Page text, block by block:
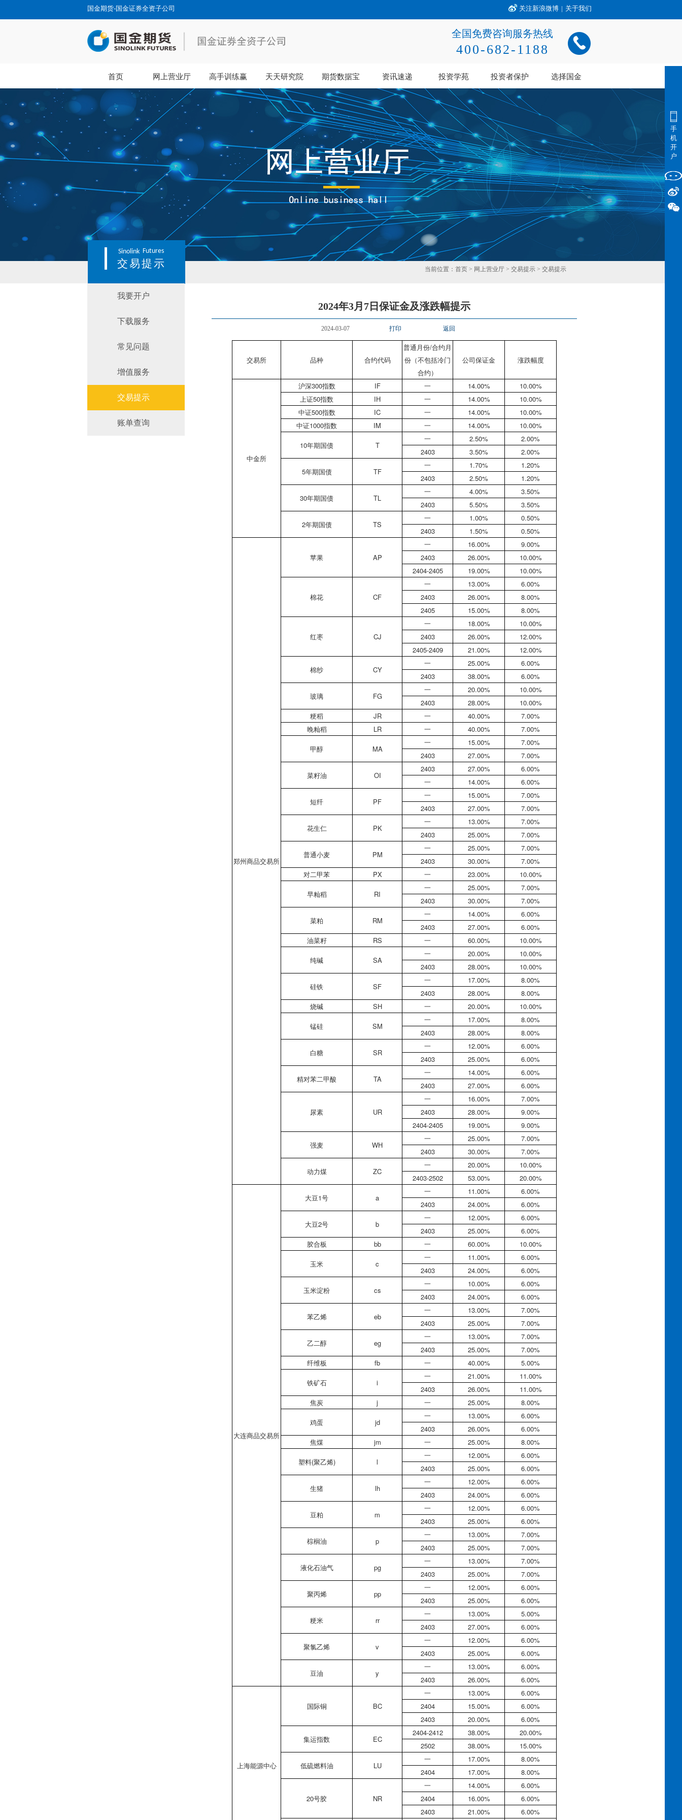
国金期货-国金证券全资子公司 关注新浪微博 | 关于我们
全国免费咨询服务热线
400-682-1188
首页 网上营业厅 高手训练赢 天天研究院 期货数据宝 资讯速递 投资学苑 投资者保护 选择国金
Sinolink Futures
交易提示 当前位置： 首页 > 网上营业厅 > 交易提示 > 交易提示
我要开户
下载服务
常见问题
增值服务
交易提示
账单查询
2024年3月7日保证金及涨跌幅提示
2024-03-07 打印 返回
交易所 品种 合约代码
普通月份/合约月
份（不包括冷门
合约）
公司保证金 涨跌幅度
中金所
沪深300指数 IF 一 14.00%
10.00%
上证50指数 IH 一 14.00%
10.00%
中证500指数 IC 一 14.00%
10.00%
中证1000指数 IM 一 14.00% 10.00%
10年期国债 T
一 2.50%
2.00%
2403
3.50% 2.00%
5年期国债 TF
一 1.70%
1.20%
2403
2.50% 1.20%
30年期国债 TL
一 4.00%
3.50%
2403
5.50% 3.50%
2年期国债 TS
一 1.00%
0.50%
2403
1.50% 0.50%
郑州商品交易所
苹果 AP
一 16.00%
9.00%
2403
26.00%
10.00%
2404-2405
19.00% 10.00%
棉花 CF
一 13.00%
6.00%
2403
26.00%
8.00%
2405
15.00% 8.00%
红枣 CJ
一 18.00%
10.00%
2403
26.00%
12.00%
2405-2409
21.00% 12.00%
棉纱 CY
一 25.00%
6.00%
2403
38.00% 6.00%
玻璃 FG
一 20.00%
10.00%
2403
28.00%
10.00%
粳稻
JR 一 40.00%
7.00%
晚籼稻
LR 一 40.00% 7.00%
甲醇 MA
一 15.00%
7.00%
2403
27.00% 7.00%
菜籽油 OI
2403 27.00%
6.00%
一
14.00% 6.00%
短纤 PF
一 15.00%
7.00%
2403
27.00% 7.00%
花生仁 PK
一 13.00%
7.00%
2403
25.00% 7.00%
普通小麦 PM
一 25.00%
7.00%
2403
30.00%
7.00%
对二甲苯
PX 一 23.00% 10.00%
早籼稻 RI
一 25.00%
7.00%
2403
30.00% 7.00%
菜粕 RM
一 14.00%
6.00%
2403
27.00%
6.00%
油菜籽
RS 一 60.00% 10.00%
纯碱 SA
一 20.00%
10.00%
2403
28.00% 10.00%
硅铁 SF
一 17.00%
8.00%
2403
28.00%
8.00%
烧碱
SH 一 20.00% 10.00%
锰硅 SM
一 17.00%
8.00%
2403
28.00% 8.00%
白糖 SR
一 12.00%
6.00%
2403
25.00% 6.00%
精对苯二甲酸 TA
一 14.00%
6.00%
2403
27.00% 6.00%
尿素 UR
一 16.00%
7.00%
2403
28.00%
9.00%
2404-2405
19.00% 9.00%
强麦 WH
一 25.00%
7.00%
2403
30.00% 7.00%
动力煤 ZC
一 20.00%
10.00%
2403-2502
53.00% 20.00%
大连商品交易所
大豆1号 a
一 11.00%
6.00%
2403
24.00% 6.00%
大豆2号 b
一 12.00%
6.00%
2403
25.00%
6.00%
胶合板
bb 一 60.00% 10.00%
玉米 c
一 11.00%
6.00%
2403
24.00% 6.00%
玉米淀粉 cs
一 10.00%
6.00%
2403
24.00% 6.00%
苯乙烯 eb
一 13.00%
7.00%
2403
25.00% 7.00%
乙二醇 eg
一 13.00%
7.00%
2403
25.00%
7.00%
纤维板
fb 一 40.00% 5.00%
铁矿石 i
一 21.00%
11.00%
2403
26.00%
11.00%
焦炭
j 一 25.00% 8.00%
鸡蛋 jd
一 13.00%
6.00%
2403
26.00%
6.00%
焦煤
jm 一 25.00% 8.00%
塑料(聚乙烯) l
一 12.00%
6.00%
2403
25.00% 6.00%
生猪 lh
一 12.00%
6.00%
2403
24.00% 6.00%
豆粕 m
一 12.00%
6.00%
2403
25.00% 6.00%
棕榈油 p
一 13.00%
7.00%
2403
25.00% 7.00%
液化石油气 pg
一 13.00%
7.00%
2403
25.00% 7.00%
聚丙烯 pp
一 12.00%
6.00%
2403
25.00% 6.00%
粳米 rr
一 13.00%
5.00%
2403
27.00% 6.00%
聚氯乙烯 v
一 12.00%
6.00%
2403
25.00% 6.00%
豆油 y
一 13.00%
6.00%
2403
26.00% 6.00%
上海能源中心
国际铜 BC
一 13.00%
6.00%
2404
15.00%
6.00%
2403
20.00% 6.00%
集运指数 EC
2404-2412 38.00%
20.00%
2502
38.00% 15.00%
低硫燃料油 LU
一 17.00%
8.00%
2404
17.00% 8.00%
20号胶 NR
一 14.00%
6.00%
2404
16.00%
6.00%
2403
21.00% 6.00%
手
机
开
户